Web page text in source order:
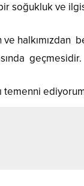
soğukluk ve
halkımızdan
geçmesidir.
temenni